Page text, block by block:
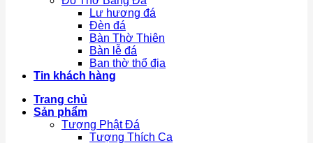
Lư hương đá
Đèn đá
Bàn Thờ Thiên
Bàn lễ đá
Ban thờ thổ địa
Tin khách hàng
Trang chủ
Sản phẩm
Tượng Phật Đá
Tượng Thích Ca